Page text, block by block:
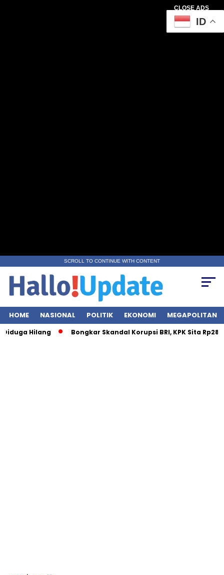
CLOSE ADS
SCROLL TO CONTINUE WITH CONTENT
HOME NASIONAL POLITIK EKONOMI MEGAPOLITAN
Bongkar Skandal Korupsi BRI, KPK Sita Rp28 Miliar
ID